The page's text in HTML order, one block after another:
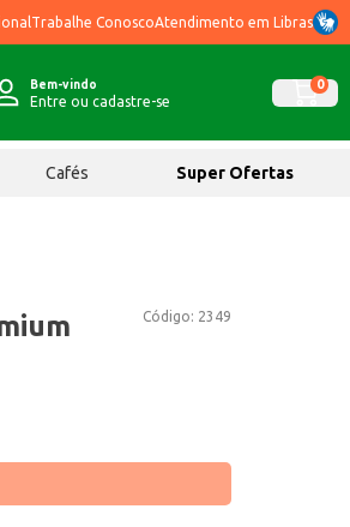
Trabalhe ConoscoAtendimento em Libras
Bem-vindo
Entre ou cadastre-se
0
Cafés Super Ofertas
Código: 2349